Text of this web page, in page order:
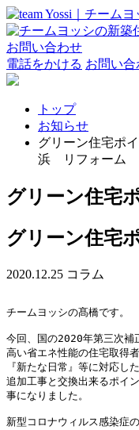
お問い合わせ
電話をかける お問い合
トップ
お知らせ
グリーン住宅ポ
浜 リフォーム
グリーン住宅
グリーン住宅
2020.12.25 コラム
チームヨッシの髙橋です。
今回、国の2020年第三次補
高い省エネ性能の住宅取得者
『新たな日常』等に対応し
追加工事と交換出来るポイ
事になりました。
新型コロナウィルス感染症